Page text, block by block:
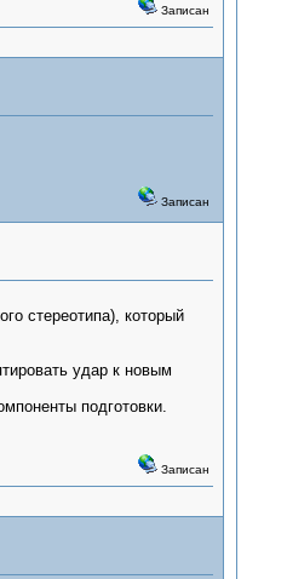
Записан
Записан
стереотипа), который
удар к новым
подготовки.
Записан